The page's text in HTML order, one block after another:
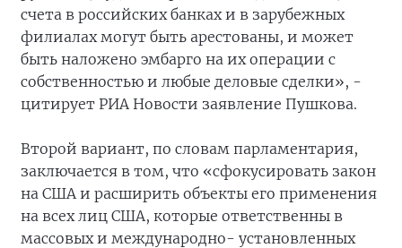
счета в российских банках и в зарубежных
филиалах могут быть арестованы, и может
быть наложено эмбарго на их операции с
собственностью и любые деловые сделки», -
цитирует РИА Новости заявление Пушкова.
Второй вариант, по словам парламентария,
заключается в том, что «сфокусировать закон
на США и расширить объекты его применения
на всех лиц США, которые ответственны в
массовых и международно- установленных